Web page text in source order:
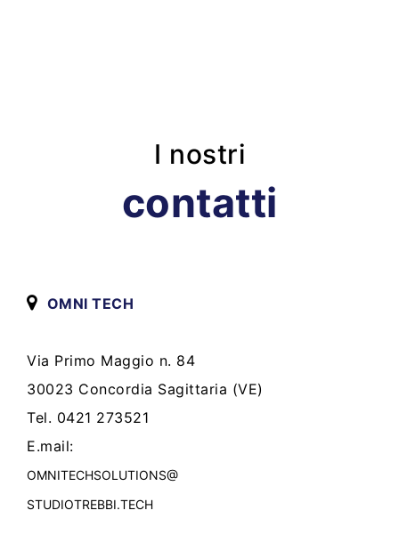
I nostri
contatti
OMNI TECH
Via Primo Maggio n. 84
30023 Concordia Sagittaria (VE)
Tel. 0421 273521
E.mail:
OMNITECHSOLUTIONS@
STUDIOTREBBI.TECH